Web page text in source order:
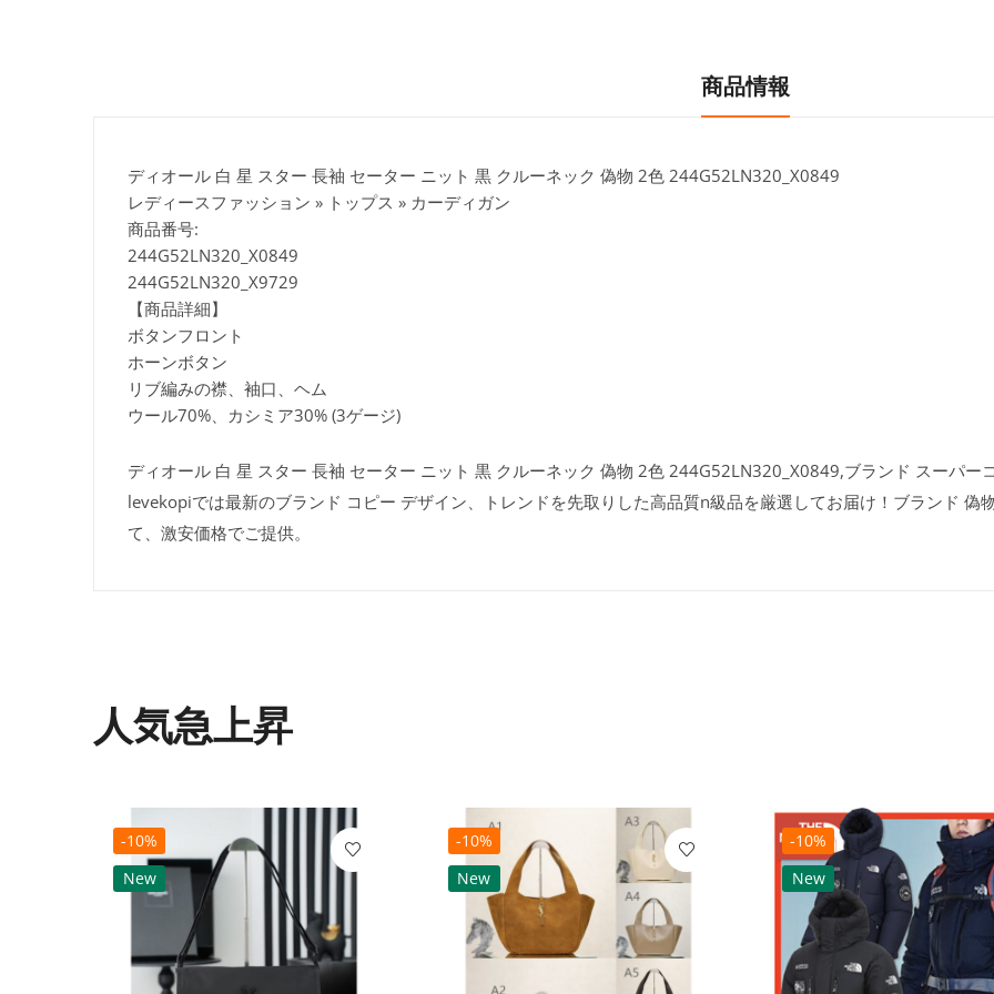
商品情報
ディオール 白 星 スター 長袖 セーター ニット 黒 クルーネック 偽物 2色 244G52LN320_X0849
レディースファッション » トップス » カーディガン
商品番号:
244G52LN320_X0849
244G52LN320_X9729
【商品詳細】
ボタンフロント
ホーンボタン
リブ編みの襟、袖口、ヘム
ウール70%、カシミア30% (3ゲージ)
ディオール 白 星 スター 長袖 セーター ニット 黒 クルーネック 偽物 2色 244G52LN320_X0849,ブランド スーパー
levekopiでは最新のブランド コピー デザイン、トレンドを先取りした高品質n級品を厳選してお届け！ブランド 偽
て、激安価格でご提供。
人気急上昇
-10%
New
-10%
New
-10%
New